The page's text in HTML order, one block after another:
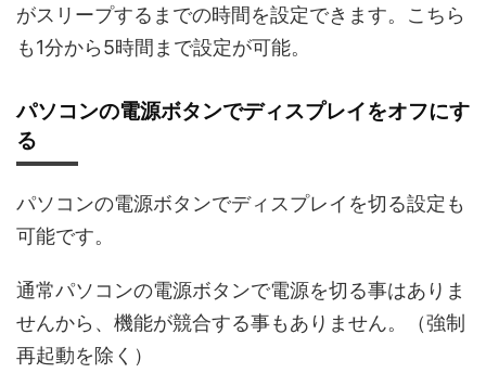
がスリープするまでの時間を設定できます。こちら
も1分から5時間まで設定が可能。
パソコンの電源ボタンでディスプレイをオフにす
る
パソコンの電源ボタンでディスプレイを切る設定も
可能です。
通常パソコンの電源ボタンで電源を切る事はありま
せんから、機能が競合する事もありません。（強制
再起動を除く）